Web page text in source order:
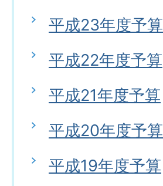
平成23年度予算
平成22年度予算
平成21年度予算
平成20年度予算
平成19年度予算